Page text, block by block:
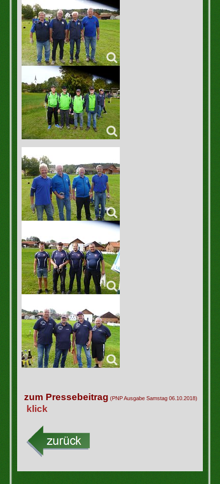
zum Pressebeitrag (PNP Ausgabe Samstag 06.10.2018)
klick